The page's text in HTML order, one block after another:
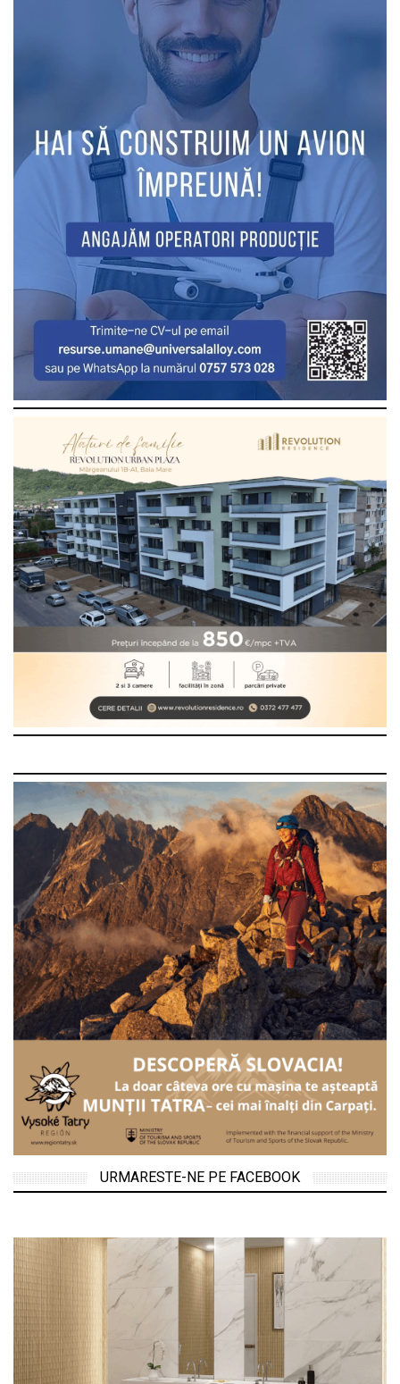
URMARESTE-NE PE FACEBOOK